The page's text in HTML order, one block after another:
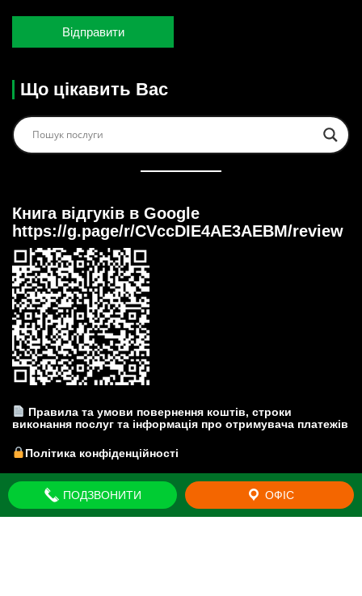
Що цікавить Вас
Книга відгуків в Google
https://g.page/r/CVccDIE4AE3AEBM/review
Правила та умови повернення коштів, строки
виконання послуг та інформація про отримувача платежів
Політика конфіденційності
Прайс-лист на юридичні послуги
ПОДЗВОНИТИ ОФІС